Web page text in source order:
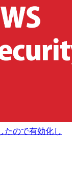
たので有効化し